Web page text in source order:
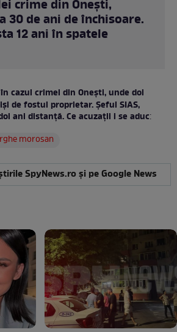
crime din Onești,
30 de ani de închisoare.
12 ani în spatele
cazul crimei din Onești, unde doi
de fostul proprietar. Șeful SIAS,
ani distanță. Ce acuzații i se aduc:
morosan
SpyNews.ro și pe Google News